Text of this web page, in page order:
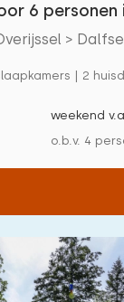
aantal km):
10
km)
km):
6 personen
>
| 2
weekend
o.b.v. 4